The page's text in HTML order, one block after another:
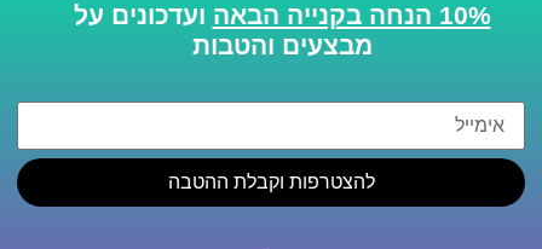
10% הנחה בקנייה הבאה
ועדכונים על
מבצעים והטבות
להצטרפות וקבלת ההטבה